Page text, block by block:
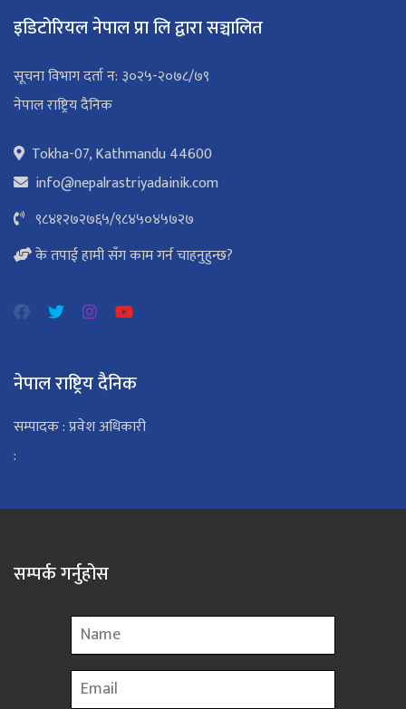
इडिटोरियल नेपाल प्रा लि द्वारा सञ्चालित
सूचना विभाग दर्ता न: ३०२५-२०७८/७९
नेपाल राष्ट्रिय दैनिक
Tokha-07, Kathmandu 44600
info@nepalrastriyadainik.com
९८४१२७२७६५/९८४५०४५७२७
के तपाई हामी सँग काम गर्न चाहनुहुन्छ?
नेपाल राष्ट्रिय दैनिक
सम्पादक : प्रवेश अधिकारी
:
सम्पर्क गर्नुहोस
Name
Email